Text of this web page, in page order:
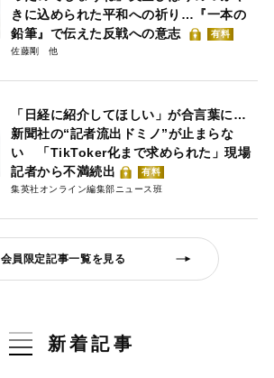
きに込められた平和への祈り…『一本の
鉛筆』で伝えた反戦への意志
有料
佐藤剛
「日経に紹介してほしい」が合言葉に…
新聞社の“記者流出ドミノ”が止まらな
い 「TikToker化まで求められた」現場
記者から不満続出
有料
集英社オンライン編集部ニュース班
会員限定記事一覧を見る
新着記事